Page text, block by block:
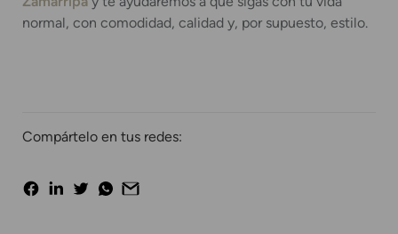
normal, con comodidad, calidad y, por supuesto, estilo.
Compártelo en tus redes: